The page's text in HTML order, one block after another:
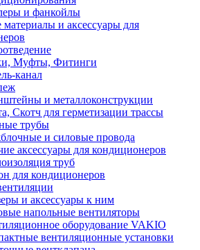
и фанкойлы
материалы и аксессуары для
Муфты, Фитинги
канал
и металлоконструкции
Скотч для герметизации трассы
трубы
и силовые провода
аксессуары для кондиционеров
труб
для кондиционеров
и аксессуары к ним
напольные вентиляторы
оборудование VAKIO
вентиляционные установки